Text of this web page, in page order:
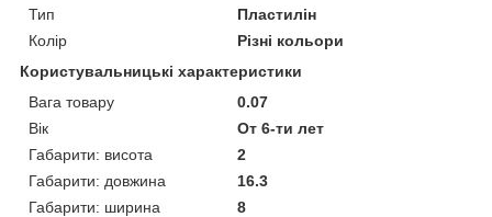
Тип
Пластилін
Колір
Різні кольори
Користувальницькі характеристики
Вага товару
0.07
Вік
От 6-ти лет
Габарити: висота
2
Габарити: довжина
16.3
Габарити: ширина
8